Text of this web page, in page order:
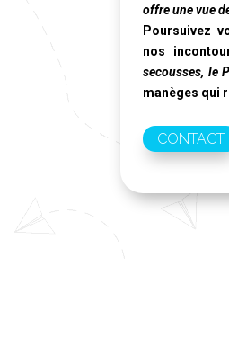
offre une vue
Poursuivez
nos
secousses, le
manèges qui
CONTACT